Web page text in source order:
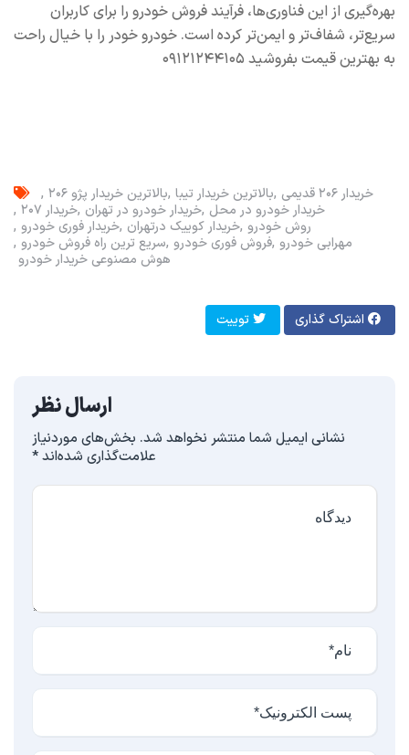
بهره‌گیری از این فناوری‌ها، فرآیند فروش خودرو را برای کاربران
سریع‌تر، شفاف‌تر و ایمن‌تر کرده است. خودرو خودر را با خیال راحت
به بهترین قیمت بفروشید ۰۹۱۲۱۲۴۴۱۰۵
بالاترین خریدار پژو ۲۰۶ بالاترین خریدار تیبا
خریدار ۲۰۶ قدیمی
خریدار ۲۰۷ خریدار خودرو در تهران خریدار خودرو در محل
خریدار فوری خودرو خریدار کوییک در‌تهران روش خودرو
سریع ترین راه فروش خودرو فروش فوری خودرو مهرابی خودرو
هوش مصنوعی خریدار خودرو
اشتراک گذاری توییت
ارسال نظر
نشانی ایمیل شما منتشر نخواهد شد. بخش‌های موردنیاز
علامت‌گذاری شده‌اند*